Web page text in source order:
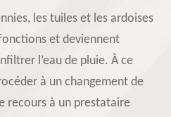
les tuiles et les ardoises
et deviennent
l’eau de pluie. À ce
à un changement de
recours à un prestataire